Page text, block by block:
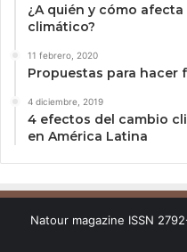
¿A quién y cómo
climático?
11 febrero, 2020
Propuestas para
4 diciembre, 2019
4 efectos del cambio
en América Latina
Natour magazine ISSN